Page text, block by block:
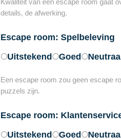
Kwaliteit van een escape room gaat
details, de afwerking.
Escape room: Spelbeleving
Uitstekend
Goed
Een escape room zou geen escape
puzzels zijn.
Escape room:
Uitstekend
Goed